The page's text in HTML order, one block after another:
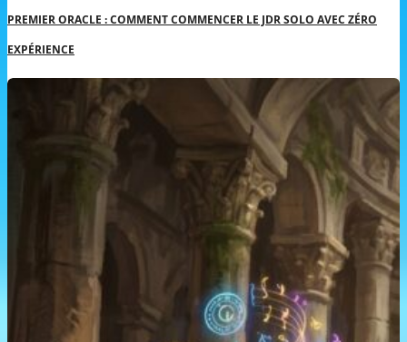
PREMIER ORACLE : COMMENT COMMENCER LE JDR SOLO AVEC ZÉRO
EXPÉRIENCE